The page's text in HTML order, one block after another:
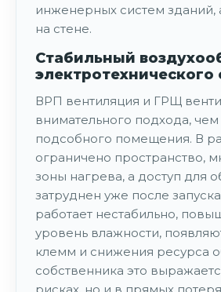
инженерных систем зданий,
на стене.
Стабильный
ВРП вентиляция и ГРЩ
внимательного подхода,
подсобного помещения. В
ограничено пространство,
зоны нагрева, а доступ для
затруднен уже после
работает нестабильно,
уровень влажности,
клемм и снижения ресурса
собственника это